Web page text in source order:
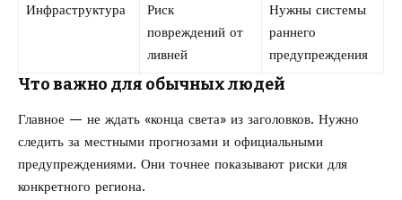
Инфраструктура
Риск
повреждений от
ливней
Нужны системы
раннего
предупреждения
Что важно для обычных людей
Главное — не ждать «конца света» из заголовков. Нужно
следить за местными прогнозами и официальными
предупреждениями. Они точнее показывают риски для
конкретного региона.